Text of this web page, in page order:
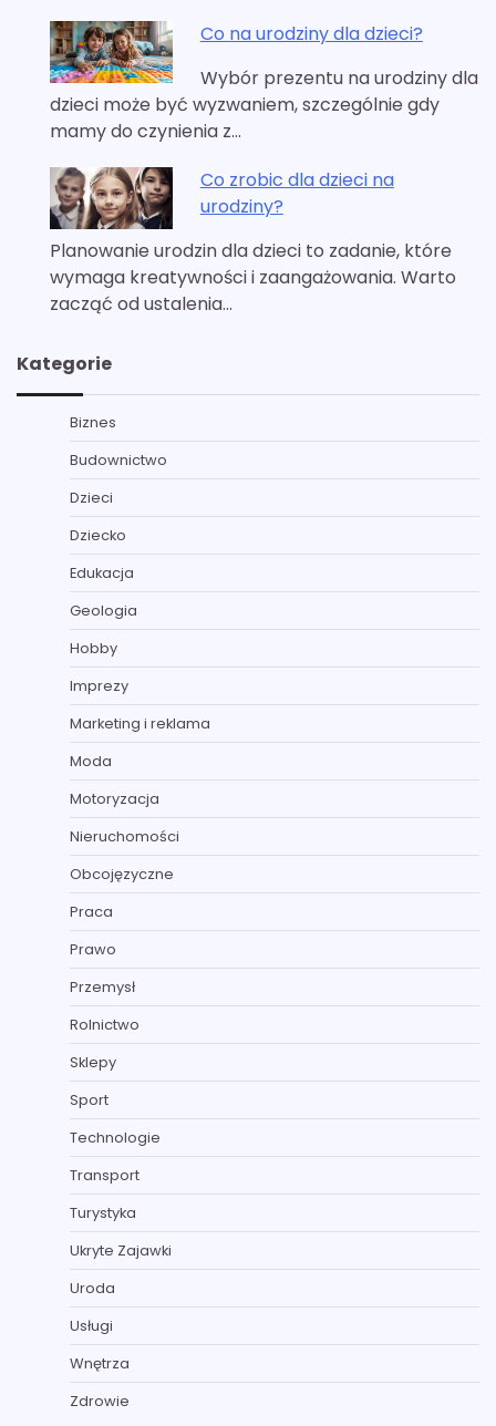
Co na urodziny dla dzieci?
Wybór prezentu na urodziny dla
dzieci może być wyzwaniem, szczególnie gdy
mamy do czynienia z…
Co zrobic dla dzieci na
urodziny?
Planowanie urodzin dla dzieci to zadanie, które
wymaga kreatywności i zaangażowania. Warto
zacząć od ustalenia…
Kategorie
Biznes
Budownictwo
Dzieci
Dziecko
Edukacja
Geologia
Hobby
Imprezy
Marketing i reklama
Moda
Motoryzacja
Nieruchomości
Obcojęzyczne
Praca
Prawo
Przemysł
Rolnictwo
Sklepy
Sport
Technologie
Transport
Turystyka
Ukryte Zajawki
Uroda
Usługi
Wnętrza
Zdrowie